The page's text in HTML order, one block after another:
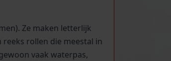
Ze maken letterlijk
rollen die meestal in
vaak waterpas,